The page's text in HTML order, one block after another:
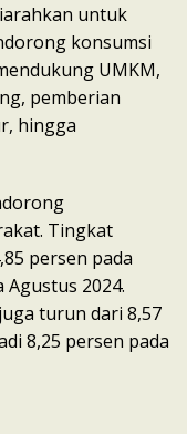
untuk
konsumsi
UMKM,
pemberian
hingga
Tingkat
persen pada
Agustus 2024.
turun dari 8,57
8,25 persen pada